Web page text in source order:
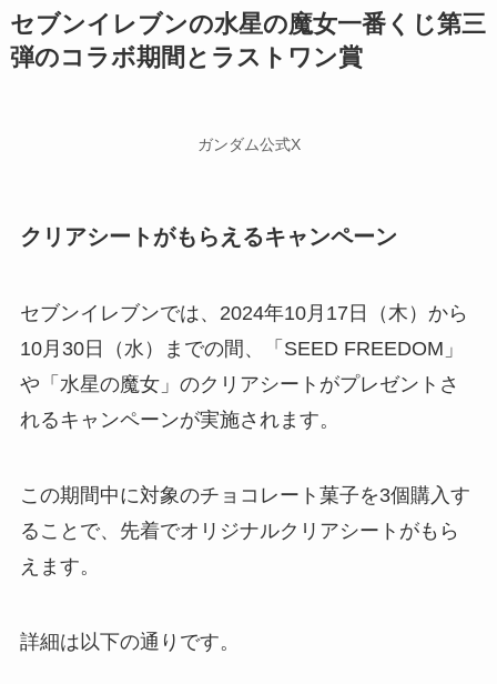
セブンイレブンの水星の魔女一番くじ第三
弾のコラボ期間とラストワン賞
ガンダム公式X
クリアシートがもらえるキャンペーン
セブンイレブンでは、2024年10月17日（木）から
10月30日（水）までの間、「SEED FREEDOM」
や「水星の魔女」のクリアシートがプレゼントさ
れるキャンペーンが実施されます。
この期間中に対象のチョコレート菓子を3個購入す
ることで、先着でオリジナルクリアシートがもら
えます。
詳細は以下の通りです。